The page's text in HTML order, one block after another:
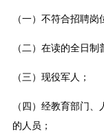
（一）不符合招聘岗
（二）在读的全日制
（三）现役军人；
（四）经教育部门
的人员；